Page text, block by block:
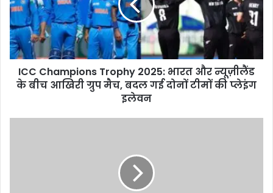
भारत
और
न्यूज़ीलैंड
के
बीच
आखिरी
ग्रुप
ICC Champions Trophy 2025: भारत और न्यूज़ीलैंड
के बीच आखिरी ग्रुप मैच, बदल गई दोनों टीमों की प्लेइंग
इलेवन